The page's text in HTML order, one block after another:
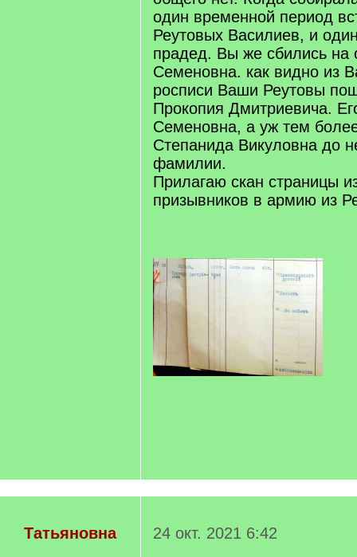
один временной период
Реутовых Василиев, и
прадед. Вы же сбились на
Семеновна. как видно из
росписи Ваши Реутовы
Прокопия Дмитриевича.
Семеновна, а уж тем
Степанида Викуловна до
фамилии.
Прилагаю скан страницы
призывников в армию из
Татьяновна
24 окт. 2021 6:42